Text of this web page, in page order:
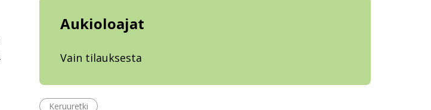
Aukioloajat
Vain tilauksesta
Keruuretki